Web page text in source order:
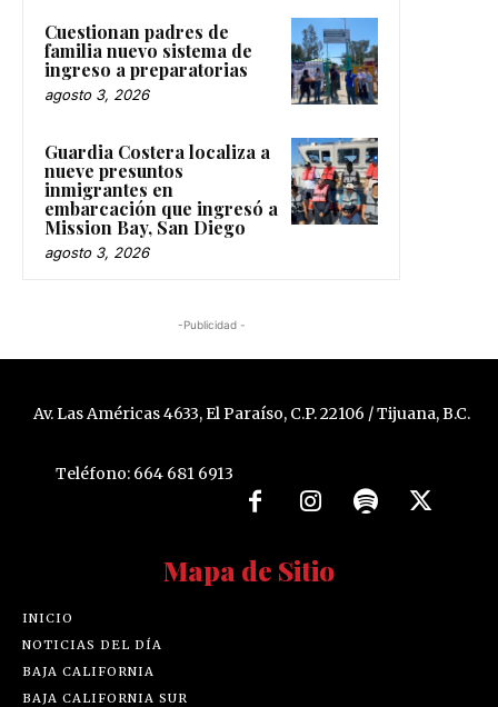
Cuestionan padres de
familia nuevo sistema de
ingreso a preparatorias
agosto 3, 2026
Guardia Costera localiza a
nueve presuntos
inmigrantes en
embarcación que ingresó a
Mission Bay, San Diego
agosto 3, 2026
-Publicidad -
Av. Las Américas 4633, El Paraíso, C.P. 22106 / Tijuana, B.C.
Teléfono: 664 681 6913
Mapa de Sitio
INICIO
NOTICIAS DEL DÍA
BAJA CALIFORNIA
BAJA CALIFORNIA SUR